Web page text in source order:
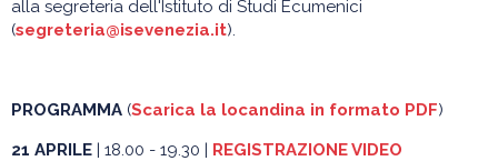
alla segreteria dell'Istituto di Studi Ecumenici
(segreteria@isevenezia.it).
PROGRAMMA (Scarica la locandina in formato PDF)
21 APRILE | 18.00 - 19.30 | REGISTRAZIONE VIDEO